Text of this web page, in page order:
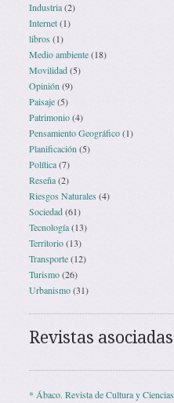
Industria(2)
Internet(1)
libros(1)
Medio ambiente(18)
Movilidad(5)
Opinión (9)
Paisaje(5)
Patrimonio(4)
Pensamiento Geográfico(1)
Planificación (5)
Política(7)
Reseña(2)
Riesgos Naturales (4)
Sociedad(61)
Tecnología(13)
Territorio(13)
Transporte(12)
Turismo(26)
Urbanismo(31)
Revistas asociadas
* Ábaco. Revista de Cultura y Ciencias